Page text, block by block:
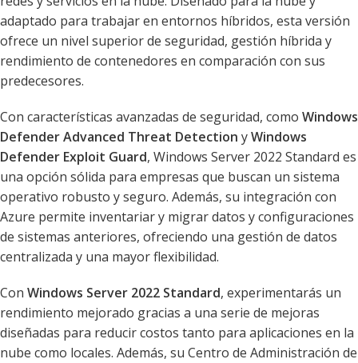
adaptado para trabajar en entornos híbridos, esta versión
ofrece un nivel superior de seguridad, gestión híbrida y
rendimiento de contenedores en comparación con sus
predecesores.
Con características avanzadas de seguridad, como Windows
Defender Advanced Threat Detection yWindows
Defender Exploit Guard, Windows Server 2022 Standard es
una opción sólida para empresas que buscan un sistema
operativo robusto y seguro. Además, su integración con
Azure permite inventariar y migrar datos y configuraciones
de sistemas anteriores, ofreciendo una gestión de datos
centralizada y una mayor flexibilidad.
Con Windows Server 2022 Standard, experimentarás un
rendimiento mejorado gracias a una serie de mejoras
diseñadas para reducir costos tanto para aplicaciones en la
nube como locales. Además, su Centro de Administración de